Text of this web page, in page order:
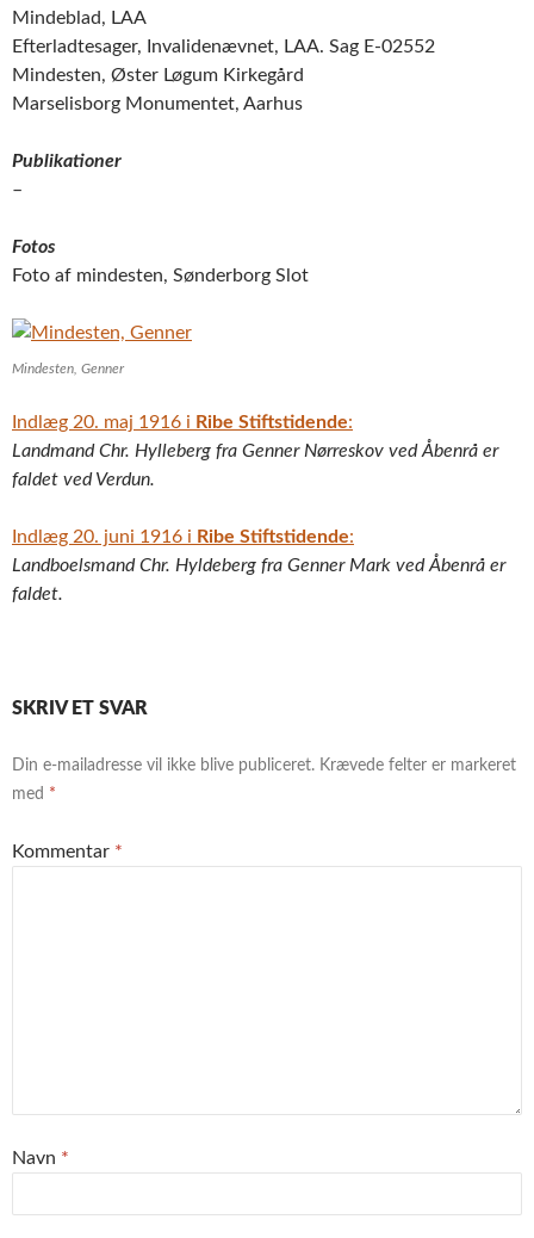
Mindeblad, LAA
Efterladtesager, Invalidenævnet, LAA. Sag E-02552
Mindesten, Øster Løgum Kirkegård
Marselisborg Monumentet, Aarhus
Publikationer
–
Fotos
Foto af mindesten, Sønderborg Slot
Mindesten, Genner
Indlæg 20. maj 1916 i Ribe Stiftstidende:
Landmand Chr. Hylleberg fra Genner Nørreskov ved Åbenrå er
faldet ved Verdun.
Indlæg 20. juni 1916 i Ribe Stiftstidende:
Landboelsmand Chr. Hyldeberg fra Genner Mark ved Åbenrå er
faldet.
SKRIV ET SVAR
Din e-mailadresse vil ikke blive publiceret. Krævede felter er markeret
med *
Kommentar *
Navn *